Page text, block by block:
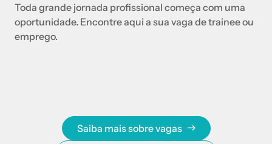
Toda grande jornada profissional começa com uma
oportunidade. Encontre aqui a sua vaga de trainee ou
emprego.
Saiba mais sobre vagas